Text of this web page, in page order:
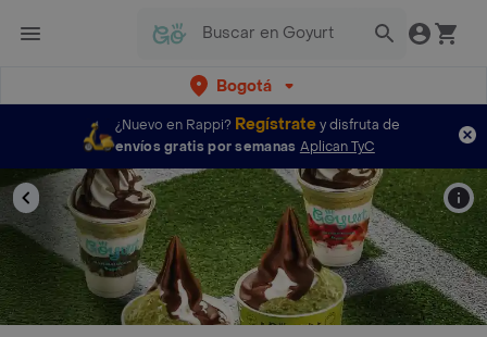
Bogotá
¿Nuevo en Rappi? Regístratey disfruta de
envíos gratis por semanas Aplican TyC